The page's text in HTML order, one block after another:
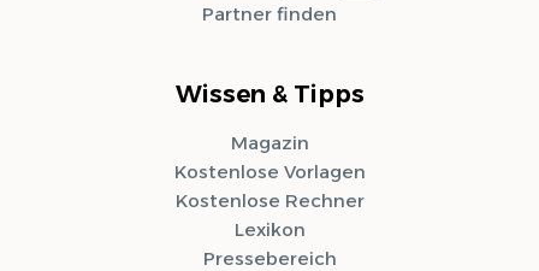
Partner finden
Wissen & Tipps
Magazin
Kostenlose Vorlagen
Kostenlose Rechner
Lexikon
Pressebereich